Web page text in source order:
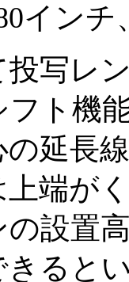
インチ
写レ
フト機
の延長
上端が
の設置
きると